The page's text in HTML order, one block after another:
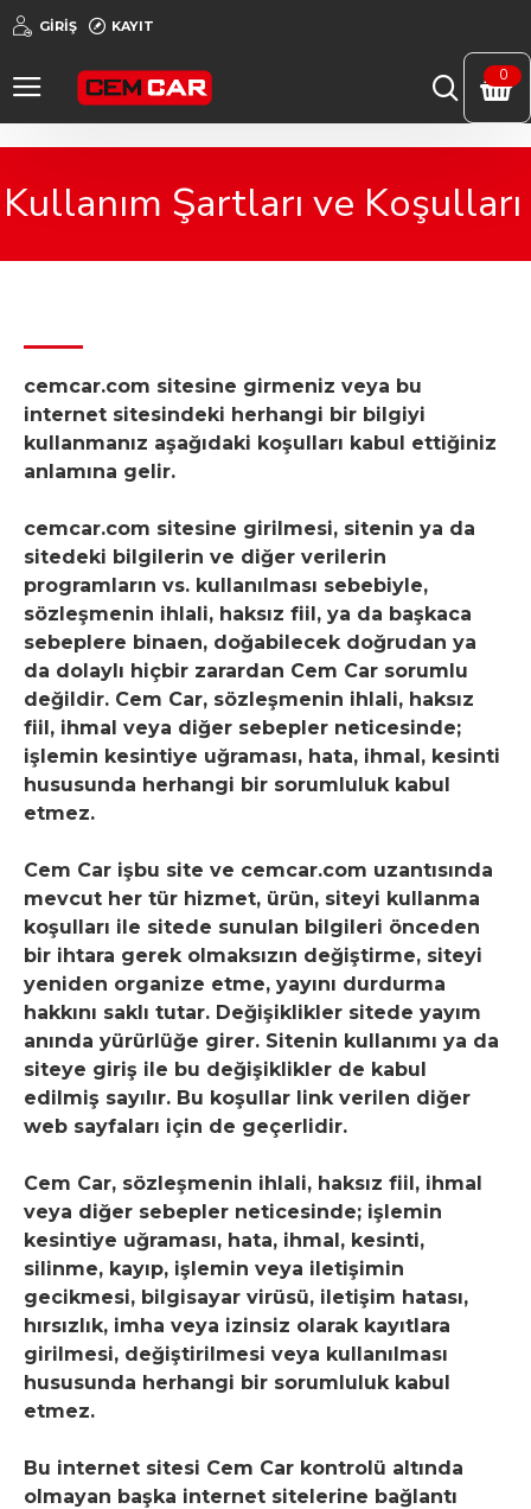
GIRIŞ KAYIT
0
Kullanım Şartları ve Koşulları
cemcar.com sitesine girmeniz veya bu
internet sitesindeki herhangi bir bilgiyi
kullanmanız aşağıdaki koşulları kabul ettiğiniz
anlamına gelir.
cemcar.com sitesine girilmesi, sitenin ya da
sitedeki bilgilerin ve diğer verilerin
programların vs. kullanılması sebebiyle,
sözleşmenin ihlali, haksız fiil, ya da başkaca
sebeplere binaen, doğabilecek doğrudan ya
da dolaylı hiçbir zarardan Cem Car sorumlu
değildir. Cem Car, sözleşmenin ihlali, haksız
fiil, ihmal veya diğer sebepler neticesinde;
işlemin kesintiye uğraması, hata, ihmal, kesinti
hususunda herhangi bir sorumluluk kabul
etmez.
Cem Car işbu site ve cemcar.com uzantısında
mevcut her tür hizmet, ürün, siteyi kullanma
koşulları ile sitede sunulan bilgileri önceden
bir ihtara gerek olmaksızın değiştirme, siteyi
yeniden organize etme, yayını durdurma
hakkını saklı tutar. Değişiklikler sitede yayım
anında yürürlüğe girer. Sitenin kullanımı ya da
siteye giriş ile bu değişiklikler de kabul
edilmiş sayılır. Bu koşullar link verilen diğer
web sayfaları için de geçerlidir.
Cem Car, sözleşmenin ihlali, haksız fiil, ihmal
veya diğer sebepler neticesinde; işlemin
kesintiye uğraması, hata, ihmal, kesinti,
silinme, kayıp, işlemin veya iletişimin
gecikmesi, bilgisayar virüsü, iletişim hatası,
hırsızlık, imha veya izinsiz olarak kayıtlara
girilmesi, değiştirilmesi veya kullanılması
hususunda herhangi bir sorumluluk kabul
etmez.
Bu internet sitesi Cem Car kontrolü altında
olmayan başka internet sitelerine bağlantı